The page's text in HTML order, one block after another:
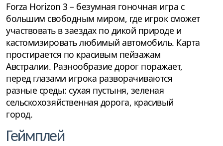
Forza Horizon 3 – безумная гоночная игра с
большим свободным миром, где игрок сможет
участвовать в заездах по дикой природе и
кастомизировать любимый автомобиль. Карта
простирается по красивым пейзажам
Австралии. Разнообразие дорог поражает,
перед глазами игрока разворачиваются
разные среды: сухая пустыня, зеленая
сельскохозяйственная дорога, красивый
город.
Геймплей